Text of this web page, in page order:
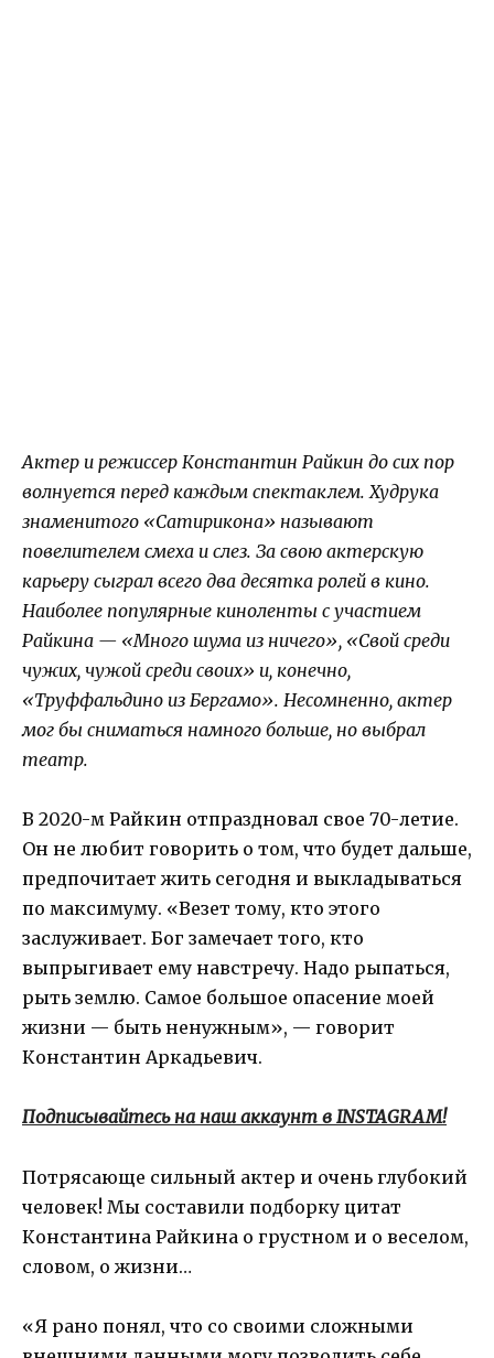
Актер и режиссер Константин Райкин до сих пор
волнуется перед каждым спектаклем. Худрука
знаменитого «Сатирикона» называют
повелителем смеха и слез. За свою актерскую
карьеру сыграл всего два десятка ролей в кино.
Наиболее популярные киноленты с участием
Райкина — «Много шума из ничего», «Свой среди
чужих, чужой среди своих» и, конечно,
«Труффальдино из Бергамо». Несомненно, актер
мог бы сниматься намного больше, но выбрал
театр.
В 2020-м Райкин отпраздновал свое 70-летие.
Он не любит говорить о том, что будет дальше,
предпочитает жить сегодня и выкладываться
по максимуму. «Везет тому, кто этого
заслуживает. Бог замечает того, кто
выпрыгивает ему навстречу. Надо рыпаться,
рыть землю. Самое большое опасение моей
жизни — быть ненужным», — говорит
Константин Аркадьевич.
Подписывайтесь на наш аккаунт в INSTAGRAM!
Потрясающе сильный актер и очень глубокий
человек! Мы составили подборку цитат
Константина Райкина о грустном и о веселом,
словом, о жизни…
«Я рано понял, что со своими сложными